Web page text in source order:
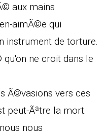
aux mains
aimÃ©e qui
instrument de torture.
ne croit dans le
Ã©vasions vers ces
peut-Ãªtre la mort.
nous